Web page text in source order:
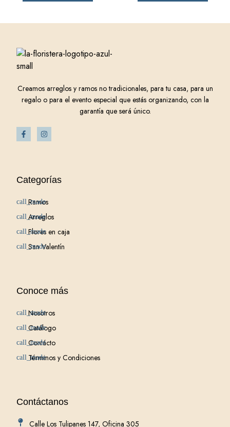
Creamos arreglos y ramos no tradicionales, para tu casa, para un
regalo o para el evento especial que estás organizando, con la
garantía que será único.
Categorías
Ramos
Arreglos
Flores en caja
San Valentín
Conoce más
Nosotros
Catálogo
Contácto
Términos y Condiciones
Contáctanos
Calle Los Tulipanes 147, Oficina 305